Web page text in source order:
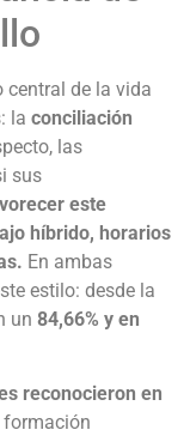
central de la vida
la conciliación
las
sus
este
híbrido, horarios
En ambas
estilo: desde la
un 84,66% y en
reconocieron en
formación